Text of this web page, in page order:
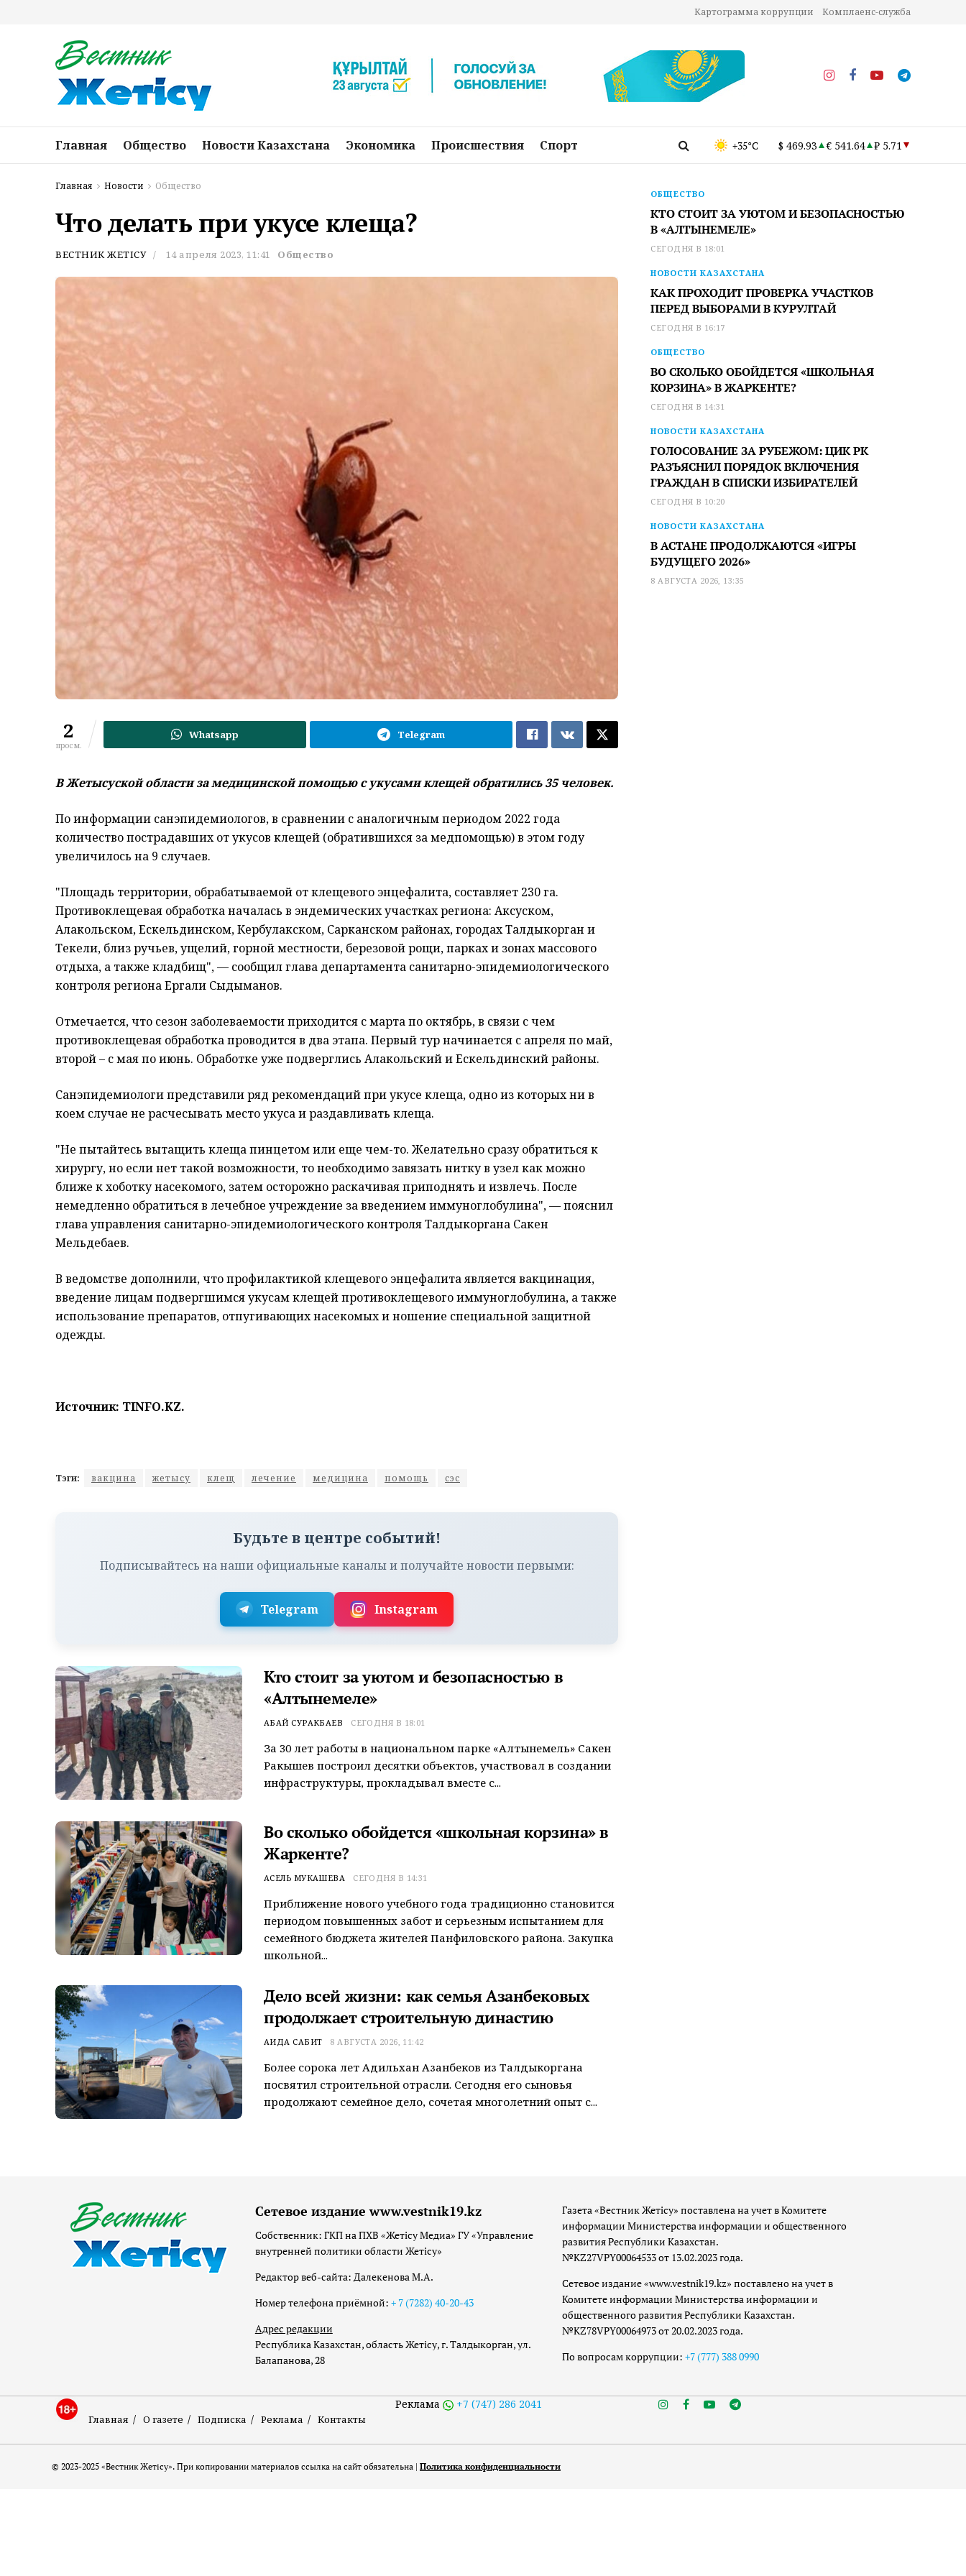
Картограмма коррупции Комплаенс-служба
Главная Общество Новости Казахстана Экономика Происшествия Спорт +35°C $ 469.93 € 541.64 ₽ 5.71
Главная Новости Общество
Что делать при укусе клеща?
ВЕСТНИК ЖЕТІСУ 14 апреля 2023, 11:41 Общество
2
просм.
Whatsapp Telegram
В Жетысуской области за медицинской помощью с укусами клещей обратились 35 человек.
По информации санэпидемиологов, в сравнении с аналогичным периодом 2022 года
количество пострадавших от укусов клещей (обратившихся за медпомощью) в этом году
увеличилось на 9 случаев.
"Площадь территории, обрабатываемой от клещевого энцефалита, составляет 230 га.
Противоклещевая обработка началась в эндемических участках региона: Аксуском,
Алакольском, Ескельдинском, Кербулакском, Сарканском районах, городах Талдыкорган и
Текели, близ ручьев, ущелий, горной местности, березовой рощи, парках и зонах массового
отдыха, а также кладбищ", — сообщил глава департамента санитарно-эпидемиологического
контроля региона Ергали Сыдыманов.
Отмечается, что сезон заболеваемости приходится с марта по октябрь, в связи с чем
противоклещевая обработка проводится в два этапа. Первый тур начинается с апреля по май,
второй – с мая по июнь. Обработке уже подверглись Алакольский и Ескельдинский районы.
Санэпидемиологи представили ряд рекомендаций при укусе клеща, одно из которых ни в
коем случае не расчесывать место укуса и раздавливать клеща.
"Не пытайтесь вытащить клеща пинцетом или еще чем-то. Желательно сразу обратиться к
хирургу, но если нет такой возможности, то необходимо завязать нитку в узел как можно
ближе к хоботку насекомого, затем осторожно раскачивая приподнять и извлечь. После
немедленно обратиться в лечебное учреждение за введением иммуноглобулина", — пояснил
глава управления санитарно-эпидемиологического контроля Талдыкоргана Сакен
Мельдебаев.
В ведомстве дополнили, что профилактикой клещевого энцефалита является вакцинация,
введение лицам подвергшимся укусам клещей противоклещевого иммуноглобулина, а также
использование препаратов, отпугивающих насекомых и ношение специальной защитной
одежды.
Источник: TINFO.KZ.
Тэги: вакцина жетысу клещ лечение медицина помощь сэс
Будьте в центре событий!
Подписывайтесь на наши официальные каналы и получайте новости первыми:
Telegram Instagram
Кто стоит за уютом и безопасностью в
«Алтынемеле»
АБАЙ СУРАКБАЕВ СЕГОДНЯ В 18:01
За 30 лет работы в национальном парке «Алтынемель» Сакен
Ракышев построил десятки объектов, участвовал в создании
инфраструктуры, прокладывал вместе с...
Во сколько обойдется «школьная корзина» в
Жаркенте?
АСЕЛЬ МУКАШЕВА СЕГОДНЯ В 14:31
Приближение нового учебного года традиционно становится
периодом повышенных забот и серьезным испытанием для
семейного бюджета жителей Панфиловского района. Закупка
школьной...
Дело всей жизни: как семья Азанбековых
продолжает строительную династию
АИДА САБИТ 8 АВГУСТА 2026, 11:42
Более сорока лет Адильхан Азанбеков из Талдыкоргана
посвятил строительной отрасли. Сегодня его сыновья
продолжают семейное дело, сочетая многолетний опыт с...
ОБЩЕСТВО
КТО СТОИТ ЗА УЮТОМ И БЕЗОПАСНОСТЬЮ
В «АЛТЫНЕМЕЛЕ»
СЕГОДНЯ В 18:01
НОВОСТИ КАЗАХСТАНА
КАК ПРОХОДИТ ПРОВЕРКА УЧАСТКОВ
ПЕРЕД ВЫБОРАМИ В КУРУЛТАЙ
СЕГОДНЯ В 16:17
ОБЩЕСТВО
ВО СКОЛЬКО ОБОЙДЕТСЯ «ШКОЛЬНАЯ
КОРЗИНА» В ЖАРКЕНТЕ?
СЕГОДНЯ В 14:31
НОВОСТИ КАЗАХСТАНА
ГОЛОСОВАНИЕ ЗА РУБЕЖОМ: ЦИК РК
РАЗЪЯСНИЛ ПОРЯДОК ВКЛЮЧЕНИЯ
ГРАЖДАН В СПИСКИ ИЗБИРАТЕЛЕЙ
СЕГОДНЯ В 10:20
НОВОСТИ КАЗАХСТАНА
В АСТАНЕ ПРОДОЛЖАЮТСЯ «ИГРЫ
БУДУЩЕГО 2026»
8 АВГУСТА 2026, 13:35
Сетевое издание www.vestnik19.kz
Собственник: ГКП на ПХВ «Жетісу Медиа» ГУ «Управление
внутренней политики области Жетісу»
Редактор веб-сайта: Далекенова М.А.
Номер телефона приёмной: + 7 (7282) 40-20-43
Адрес редакции
Республика Казахстан, область Жетісу, г. Талдыкорган, ул.
Балапанова, 28
Газета «Вестник Жетісу» поставлена на учет в Комитете
информации Министерства информации и общественного
развития Республики Казахстан.
№KZ27VPY00064533 от 13.02.2023 года.
Сетевое издание «www.vestnik19.kz» поставлено на учет в
Комитете информации Министерства информации и
общественного развития Республики Казахстан.
№KZ78VPY00064973 от 20.02.2023 года.
По вопросам коррупции: +7 (777) 388 0990
Главная О газете Подписка Реклама Контакты
Реклама +7 (747) 286 2041
© 2023-2025 «Вестник Жетісу». При копировании материалов ссылка на сайт обязательна | Политика конфиденциальности